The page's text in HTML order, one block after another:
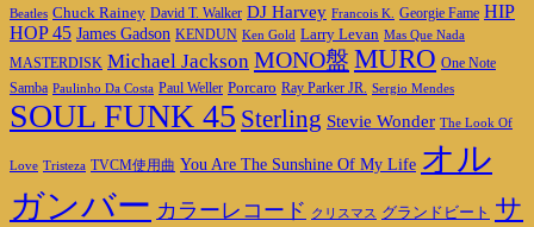
Beatles Chuck Rainey David T. Walker DJ Harvey Francois K. Georgie Fame HIP
HOP 45 James Gadson KENDUN Ken Gold Larry Levan Mas Que Nada
MASTERDISK Michael Jackson MONO盤 MURO One Note
Samba Paulinho Da Costa Paul Weller Porcaro Ray Parker JR. Sergio Mendes
SOUL FUNK 45 Sterling Stevie Wonder The Look Of
Love Tristeza TVCM使用曲 You Are The Sunshine Of My Life オル
ガンバー カラーレコード クリスマス グランドビート サ